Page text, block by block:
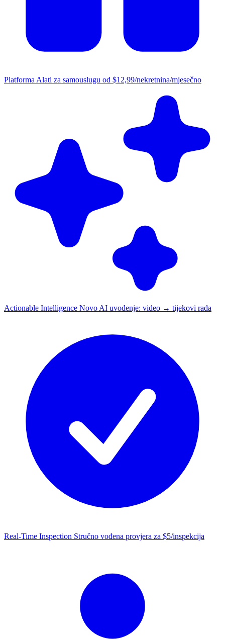
Platforma Alati za samouslugu od $12,99/nekretnina/mjesečno
Actionable Intelligence Novo AI uvođenje: video → tijekovi rada
Real-Time Inspection Stručno vođena provjera za $5/inspekcija